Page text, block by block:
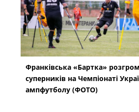
Франківська «Бартка»
суперників на Чемпіонаті
ампфутболу (ФОТО)